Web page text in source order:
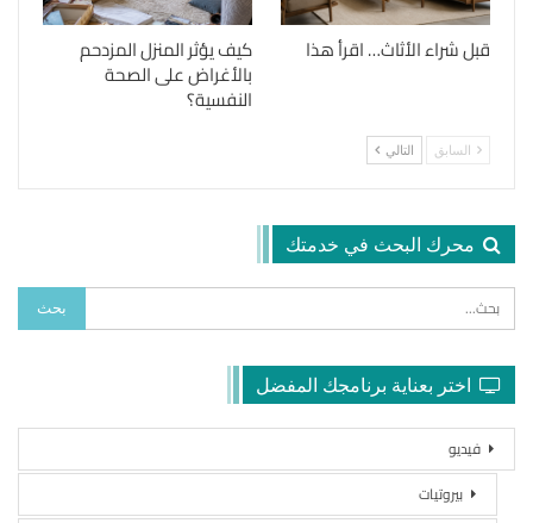
قبل شراء الأثاث… اقرأ هذا كيف يؤثر المنزل المزدحم
بالأغراض على الصحة
النفسية؟
السابق التالي
محرك البحث في خدمتك
اختر بعناية برنامجك المفضل
فيديو
بيروتيات